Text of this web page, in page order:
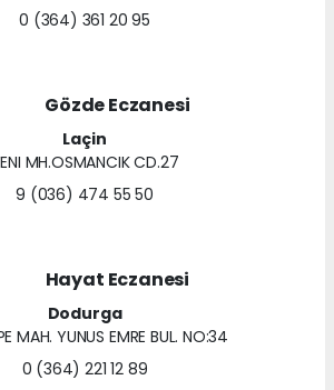
0 (364) 361 20 95
Gözde Eczanesi
Laçin
MH.OSMANCIK CD.27
9 (036) 474 55 50
Hayat Eczanesi
Dodurga
MAH. YUNUS EMRE BUL. NO:34
0 (364) 221 12 89